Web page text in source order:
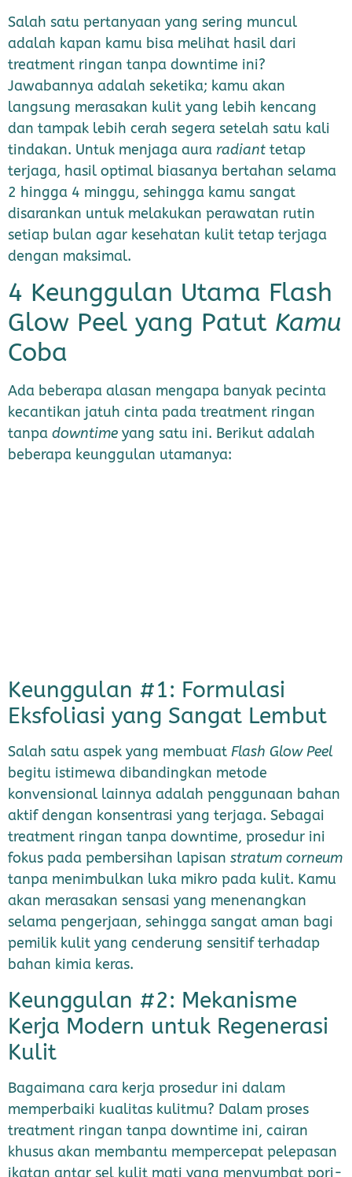
Salah satu pertanyaan yang sering muncul
adalah kapan kamu bisa melihat hasil dari
treatment ringan tanpa downtime ini?
Jawabannya adalah seketika; kamu akan
langsung merasakan kulit yang lebih kencang
dan tampak lebih cerah segera setelah satu kali
tindakan. Untuk menjaga aura radiant tetap
terjaga, hasil optimal biasanya bertahan selama
2 hingga 4 minggu, sehingga kamu sangat
disarankan untuk melakukan perawatan rutin
setiap bulan agar kesehatan kulit tetap terjaga
dengan maksimal.
4 Keunggulan Utama Flash
Glow Peel yang Patut Kamu
Coba
Ada beberapa alasan mengapa banyak pecinta
kecantikan jatuh cinta pada treatment ringan
tanpa downtime yang satu ini. Berikut adalah
beberapa keunggulan utamanya:
Keunggulan #1: Formulasi
Eksfoliasi yang Sangat Lembut
Salah satu aspek yang membuat Flash Glow Peel
begitu istimewa dibandingkan metode
konvensional lainnya adalah penggunaan bahan
aktif dengan konsentrasi yang terjaga. Sebagai
treatment ringan tanpa downtime, prosedur ini
fokus pada pembersihan lapisan stratum corneum
tanpa menimbulkan luka mikro pada kulit. Kamu
akan merasakan sensasi yang menenangkan
selama pengerjaan, sehingga sangat aman bagi
pemilik kulit yang cenderung sensitif terhadap
bahan kimia keras.
Keunggulan #2: Mekanisme
Kerja Modern untuk Regenerasi
Kulit
Bagaimana cara kerja prosedur ini dalam
memperbaiki kualitas kulitmu? Dalam proses
treatment ringan tanpa downtime ini, cairan
khusus akan membantu mempercepat pelepasan
ikatan antar sel kulit mati yang menyumbat pori-